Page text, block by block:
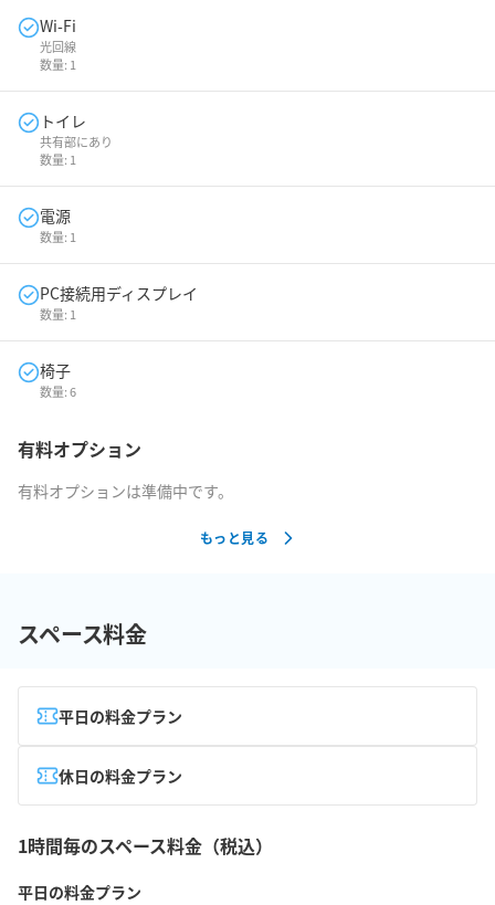
Wi-Fi
光回線
数量: 1
トイレ
共有部にあり
数量: 1
電源
数量: 1
PC接続用ディスプレイ
数量: 1
椅子
数量:6
有料オプション
有料オプションは準備中です。
もっと見る
スペース料金
平日の料金プラン
休日の料金プラン
1時間毎のスペース料金（税込）
平日の料金プラン